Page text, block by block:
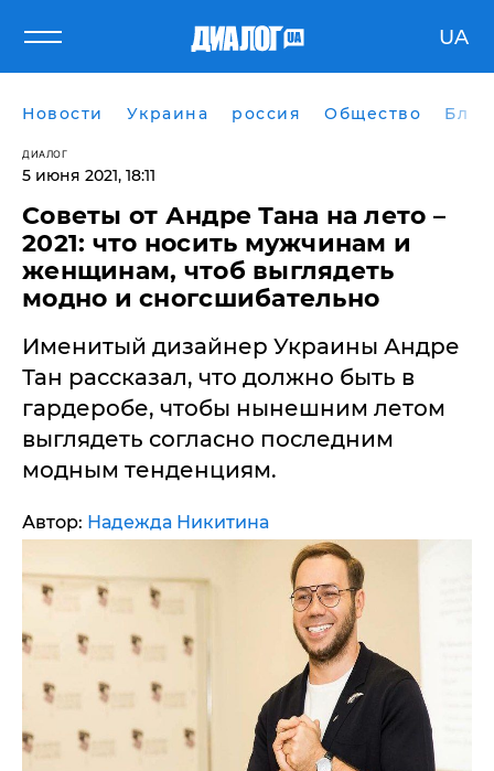
UA
Новости Украина россия Общество
ДИАЛОГ
5 июня 2021, 18:11
Советы от Андре Тана на лето –
2021: что носить мужчинам и
женщинам, чтоб выглядеть
модно и сногсшибательно
Именитый дизайнер Украины Андре
Тан рассказал, что должно быть в
гардеробе, чтобы нынешним летом
выглядеть согласно последним
модным тенденциям.
Автор: Надежда Никитина